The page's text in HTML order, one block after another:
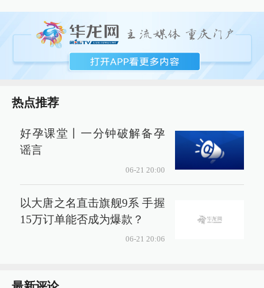
热点推荐
好孕课堂丨一分钟破解备孕
谣言
06-21 20:00
以大唐之名直击旗舰9系 手握
15万订单能否成为爆款？
06-21 20:06